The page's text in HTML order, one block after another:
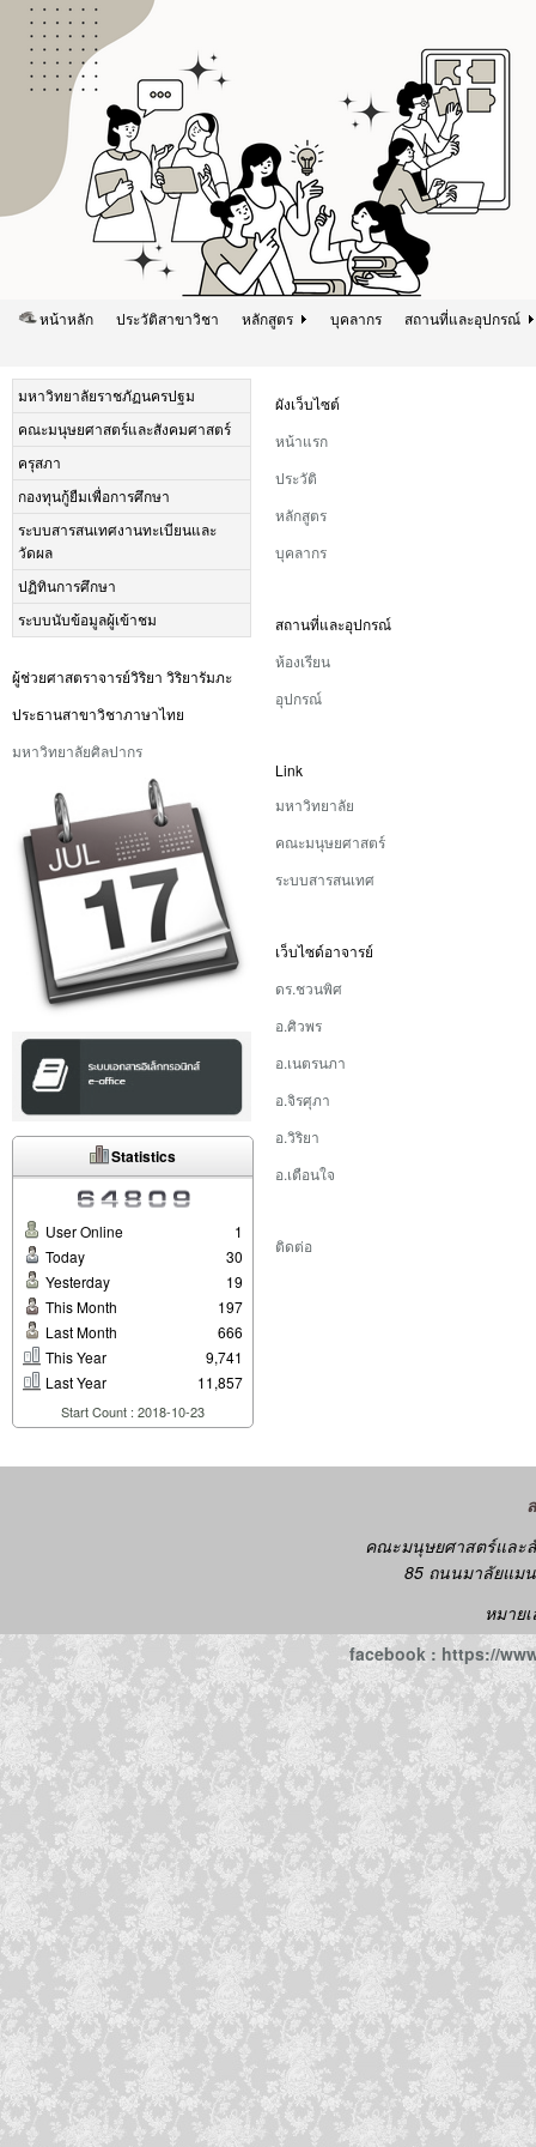
หน้าหลัก ประวัติสาขาวิชา หลักสูตร บุคลากร สถานที่และอุปกรณ์
มหาวิทยาลัยราชภัฏนครปฐม
คณะมนุษยศาสตร์และสังคมศาสตร์
ครุสภา
กองทุนกู้ยืมเพื่อการศึกษา
ระบบสารสนเทศงานทะเบียนและ
วัดผล
ปฏิทินการศึกษา
ระบบนับข้อมูลผู้เข้าชม
ผู้ช่วยศาสตราจารย์วิริยา วิริยารัมภะ
ประธานสาขาวิชาภาษาไทย
มหาวิทยาลัยศิลปากร
Statistics
User Online
1
Today
30
Yesterday
19
This Month
197
Last Month
666
This Year
9,741
Last Year
11,857
Start Count : 2018-10-23
ผังเว็บไซต์
หน้าแรก
ประวัติ
หลักสูตร
บุคลากร
สถานที่และอุปกรณ์
ห้องเรียน
อุปกรณ์
Link
มหาวิทยาลัย
คณะมนุษยศาสตร์
ระบบสารสนเทศ
เว็บไซด์อาจารย์
ดร.ชวนพิศ
อ.ศิวพร
อ.เนตรนภา
อ.จิรศุภา
อ.วิริยา
อ.เตือนใจ
ติดต่อ
คณะมนุษยศาสตร์และ
85 ถนนมาลัยแมน
หมาย
facebook : https://